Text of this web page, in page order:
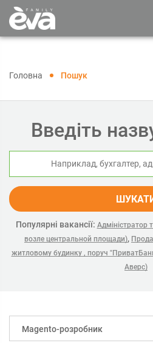
Головна Пошук
Введіть
Популярні вакансії: Адміністратор
возле центральной площади),
житловому будинку , поруч
Аверс)
Magento-розробник